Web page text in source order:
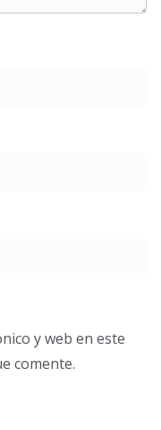
y web en este
comente.